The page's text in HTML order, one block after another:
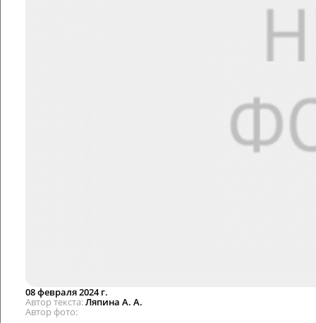
08 февраля 2024 г.
Автор текста Ляпина А. А.
Автор фото